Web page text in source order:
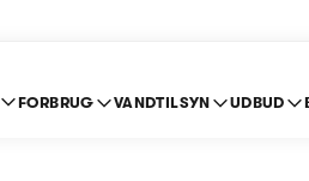
FORBRUG VANDTILSYN UDBUD